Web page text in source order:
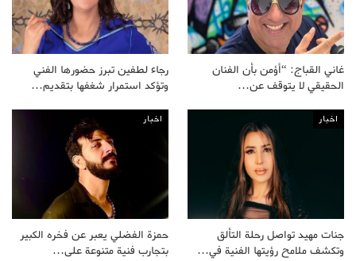
غاني القباج: “أؤمن بأن الفنان
الحقيقي لا يتوقف عن…
رجاء لطفين تبرز حضورها الفني
وتؤكد استمرار شغفها بتقديم…
اخبار
جنات مهيد تواصل رحلة التألق
وتكشف ملامح رؤيتها الفنية في…
اخبار
حمزة الفضلي يعبر عن فخره الكبير
بتجارب فنية متنوعة على…